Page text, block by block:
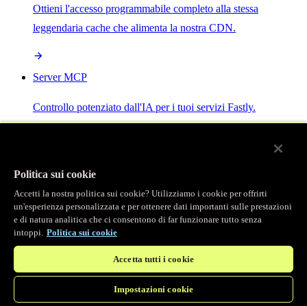
Ottieni l'accesso programmabile completo alla stessa
leggendaria cache che alimenta la nostra CDN.
Server MCP
Controllo potenziato dall'IA per i tuoi servizi Fastly.
Main menu
/ Prodotti
Osservabilità
Logging in tempo reale
Politica sui cookie
Accetti la nostra politica sui cookie? Utilizziamo i cookie per offrirti
un'esperienza personalizzata e per ottenere dati importanti sulle prestazioni
e di natura analitica che ci consentono di far funzionare tutto senza
intoppi. Politica sui cookie
Accetta tutti i cookie
Impostazioni cookie